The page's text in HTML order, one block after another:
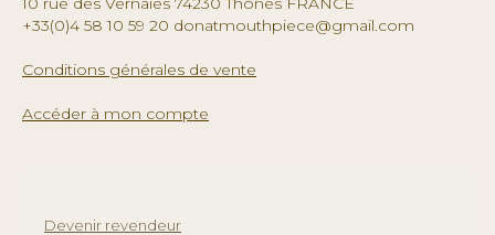
+33(0)4 58 10 59 20 donatmouthpiece@gmail.com
Conditions générales de vente
Accéder à mon compte
Devenir revendeur